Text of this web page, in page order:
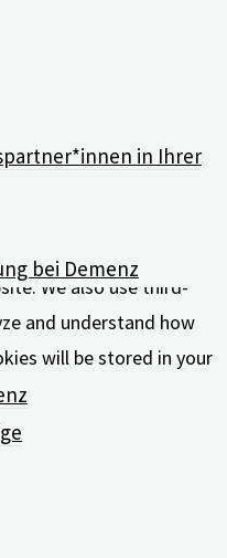
in Ihrer
bei Demenz
your experience
Out of these, the
are stored on
for the working of
We also use third-
and understand how
will be stored in your
also have the option
opting out of some of
experience.